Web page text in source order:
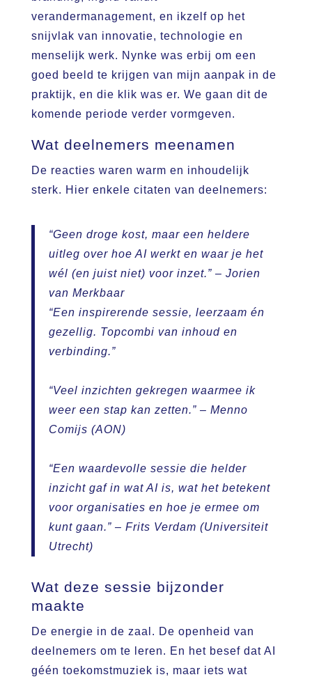
verandermanagement, en ikzelf op het
snijvlak van innovatie, technologie en
menselijk werk. Nynke was erbij om een
goed beeld te krijgen van mijn aanpak in de
praktijk, en die klik was er. We gaan dit de
komende periode verder vormgeven.
Wat deelnemers meenamen
De reacties waren warm en inhoudelijk
sterk. Hier enkele citaten van deelnemers:
“Geen droge kost, maar een heldere
uitleg over hoe AI werkt en waar je het
wél (en juist niet) voor inzet.”– Jorien
van Merkbaar
“Een inspirerende sessie, leerzaam én
gezellig. Topcombi van inhoud en
verbinding.”
“Veel inzichten gekregen waarmee ik
weer een stap kan zetten.”– Menno
Comijs (AON)
“Een waardevolle sessie die helder
inzicht gaf in wat AI is, wat het betekent
voor organisaties en hoe je ermee om
kunt gaan.”– Frits Verdam (Universiteit
Utrecht)
Wat deze sessie bijzonder
maakte
De energie in de zaal. De openheid van
deelnemers om te leren. En het besef dat AI
géén toekomstmuziek is, maar iets wat